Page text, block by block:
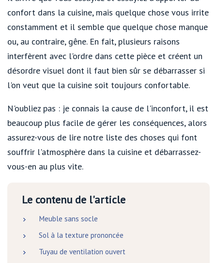
confort dans la cuisine, mais quelque chose vous irrite
constamment et il semble que quelque chose manque
ou, au contraire, gêne. En fait, plusieurs raisons
interfèrent avec l'ordre dans cette pièce et créent un
désordre visuel dont il faut bien sûr se débarrasser si
l'on veut que la cuisine soit toujours confortable.
N'oubliez pas : je connais la cause de l'inconfort, il est
beaucoup plus facile de gérer les conséquences, alors
assurez-vous de lire notre liste des choses qui font
souffrir l'atmosphère dans la cuisine et débarrassez-
vous-en au plus vite.
Le contenu de l'article
Meuble sans socle
Sol à la texture prononcée
Tuyau de ventilation ouvert